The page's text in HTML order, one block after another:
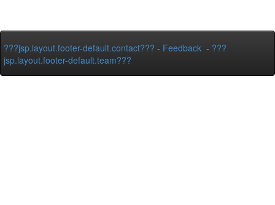
???jsp.layout.footer-default.contact??? - Feedback - ???
jsp.layout.footer-default.team???